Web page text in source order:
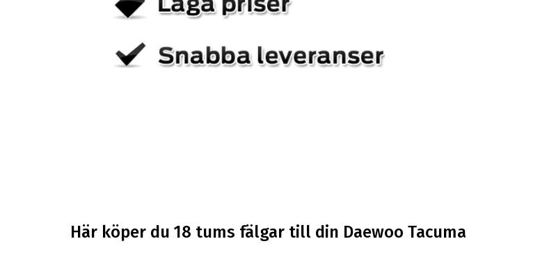
Här köper du 18 tums fälgar till din Daewoo Tacuma